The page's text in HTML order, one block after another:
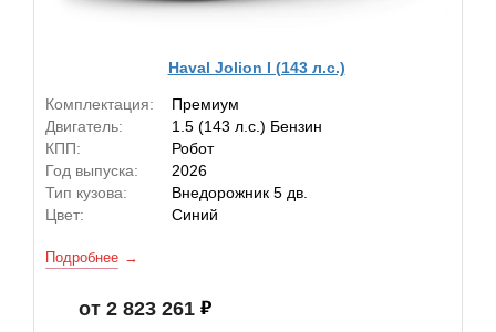
Haval Jolion I (143 л.с.)
Комплектация:
Премиум
Двигатель:
1.5 (143 л.с.) Бензин
КПП:
Робот
Год выпуска:
2026
Тип кузова:
Внедорожник 5 дв.
Цвет:
Синий
Подробнее
от 2 823 261